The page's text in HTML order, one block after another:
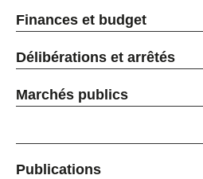
Finances et budget
Délibérations et arrêtés
Marchés publics
Publications